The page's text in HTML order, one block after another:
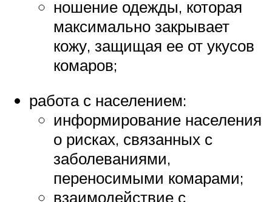
ношение одежды, которая
максимально закрывает
кожу, защищая ее от укусов
комаров;
работа с населением:
информирование населения
о рисках, связанных с
заболеваниями,
переносимыми комарами;
взаимодействие с